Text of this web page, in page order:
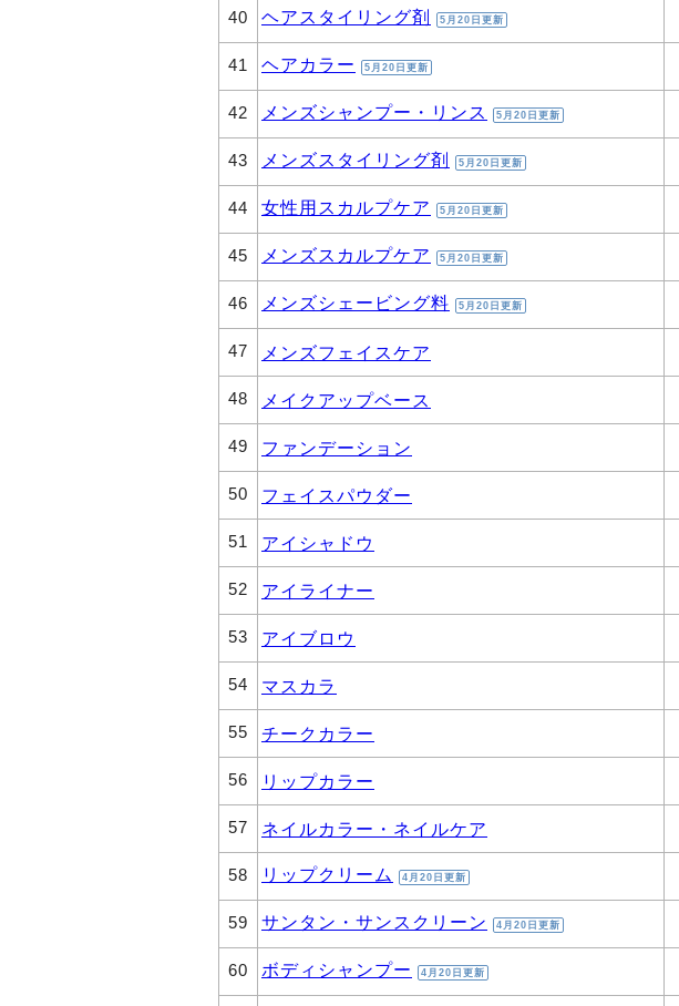
40 ヘアスタイリング剤 5月20日更新
41 ヘアカラー 5月20日更新
42 メンズシャンプー・リンス 5月20日更新
43 メンズスタイリング剤 5月20日更新
44 女性用スカルプケア 5月20日更新
45 メンズスカルプケア 5月20日更新
46 メンズシェービング料 5月20日更新
47 メンズフェイスケア
48 メイクアップベース
49 ファンデーション
50 フェイスパウダー
51 アイシャドウ
52 アイライナー
53 アイブロウ
54 マスカラ
55 チークカラー
56 リップカラー
57 ネイルカラー・ネイルケア
58 リップクリーム 4月20日更新
59 サンタン・サンスクリーン 4月20日更新
60 ボディシャンプー 4月20日更新